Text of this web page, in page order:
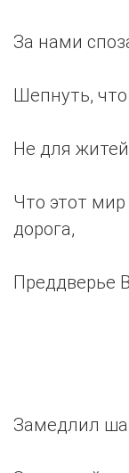
За нами
Шепнуть,
Не для
Что этот
дорога,
Преддверье
Замедлил